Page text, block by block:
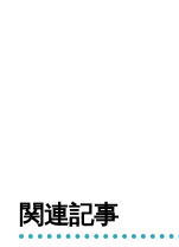
関連記事